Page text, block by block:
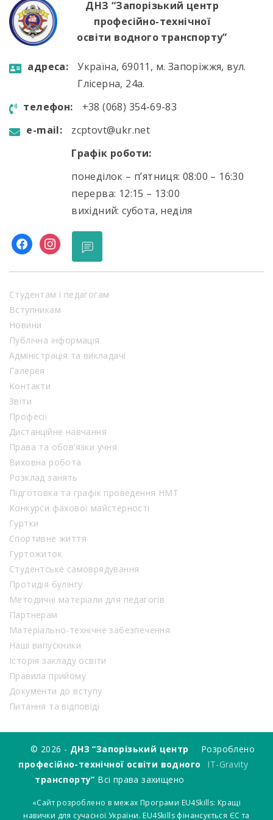
ДНЗ “Запорізький центр
професійно-технічної
освіти водного транспорту”
aдресa:
Україна, 69011, м. Запоріжжя, вул.
Глісерна, 24а.
телефон:
+38 (068) 354-69-83
e-mail:
zcptovt@ukr.net
Графік роботи:
понеділок – п’ятниця: 08:00 – 16:30
перерва: 12:15 – 13:00
вихідний: субота, неділя
facebookinstagram
Студентам і педагогам
Вступникам
Новини
Публічна інформація
Адміністрація та викладачі
Галерея
Контакти
Звіти
Професії
Дистанційне навчання
Права та обов’язки учня
Виховна робота
Розклад занять
Підготовка та графік проведення НМТ
Конкурси фахової майстерності
Гуртки
Спортивне життя
Гуртожиток
Студентське самоврядування
Протидія булінгу
Методичні матеріали для педагогів
Партнерам
Матеріально-технічне забезпечення
Наші випускники
Історія закладу освіти
Правила прийому
Документи до вступу
Питання та відповіді
© 2026 - ДНЗ “Запорізький центр
професійно-технічної освіти водного
транспорту” Всі права захищено
Розроблено
IT-Gravity
«Сайт розроблено в межах Програми EU4Skills: Кращі
навички для сучасної України. EU4Skills фінансується ЄС та